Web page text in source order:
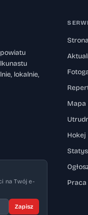
lokalnie,
na Twój e-
Zapisz
Mapa
Hokej